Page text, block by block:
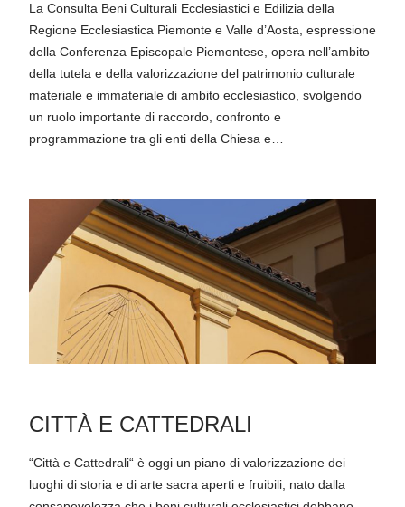
La Consulta Beni Culturali Ecclesiastici e Edilizia della
Regione Ecclesiastica Piemonte e Valle d’Aosta, espressione
della Conferenza Episcopale Piemontese, opera nell’ambito
della tutela e della valorizzazione del patrimonio culturale
materiale e immateriale di ambito ecclesiastico, svolgendo
un ruolo importante di raccordo, confronto e
programmazione tra gli enti della Chiesa e…
CITTÀ E CATTEDRALI
“Città e Cattedrali“ è oggi un piano di valorizzazione dei
luoghi di storia e di arte sacra aperti e fruibili, nato dalla